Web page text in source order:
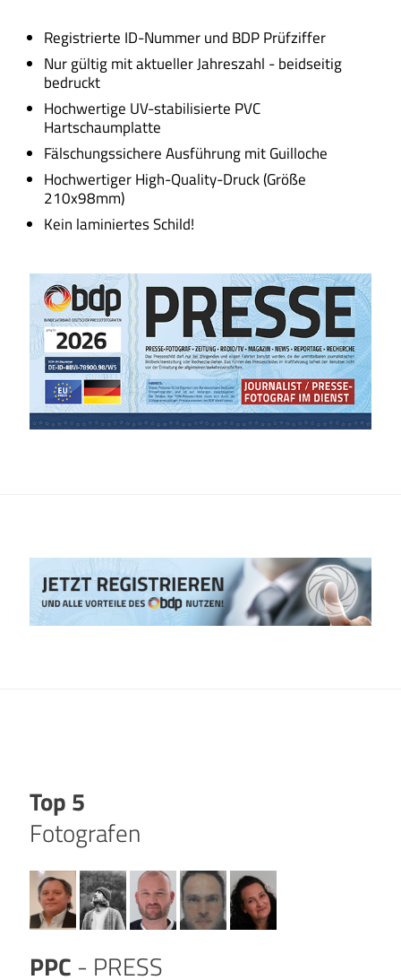
Registrierte ID-Nummer und BDP Prüfziffer
Nur gültig mit aktueller Jahreszahl - beidseitig
bedruckt
Hochwertige UV-stabilisierte PVC
Hartschaumplatte
Fälschungssichere Ausführung mit Guilloche
Hochwertiger High-Quality-Druck (Größe
210x98mm)
Kein laminiertes Schild!
Top 5
Fotografen
PPC - PRESS